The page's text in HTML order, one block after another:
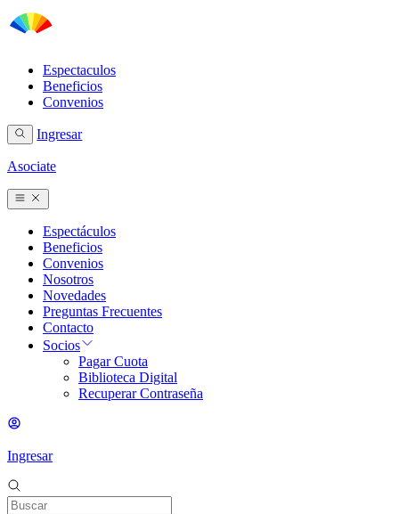
Espectaculos
Beneficios
Convenios
Ingresar
Asociate
Espectáculos
Beneficios
Convenios
Nosotros
Novedades
Preguntas Frecuentes
Contacto
Socios
Pagar Cuota
Biblioteca Digital
Recuperar Contraseña
Ingresar